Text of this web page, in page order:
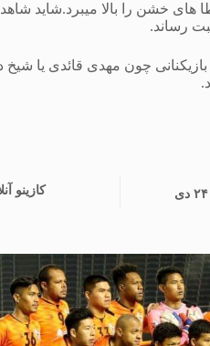
خشن را بالا میبرد.شاید شاهد
رساند.
چون مهدی قائدی یا شیخ
پیش بازی دیدار سوسیداد و بارسلونا چهارشنبه ۲۴ دی
کازینو